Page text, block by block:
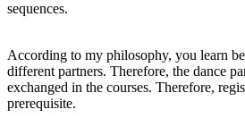
sequences.
According to my philosophy, you learn
different partners. Therefore, the dance
exchanged in the courses. Therefore,
prerequisite.